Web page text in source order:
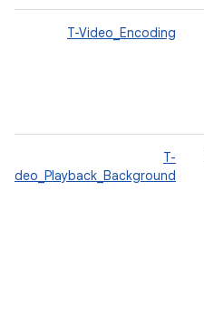
T-Video_Encoding
T-
Video_Playback_Background